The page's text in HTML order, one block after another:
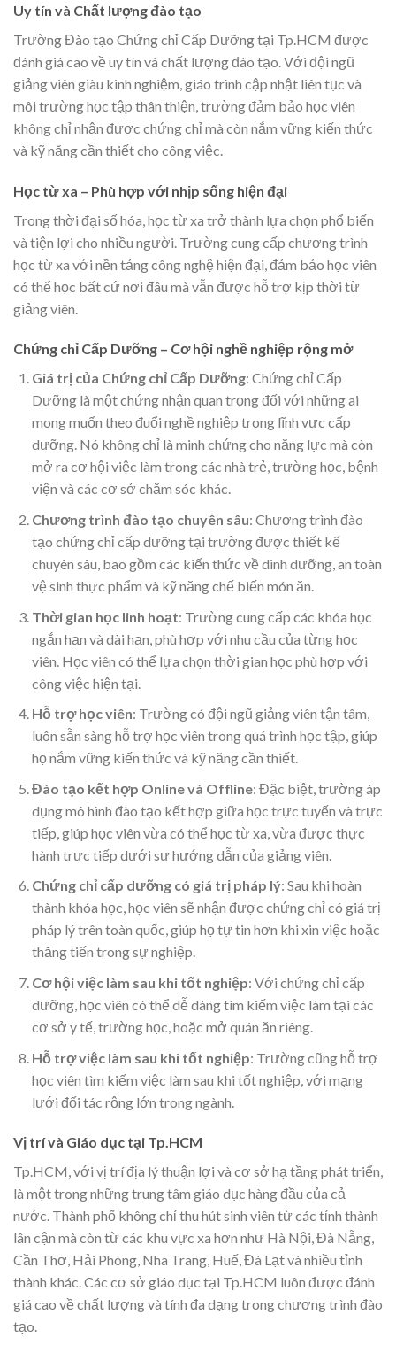
Uy tín và Chất lượng đào tạo
Trường Đào tạo Chứng chỉ Cấp Dưỡng tại Tp.HCM được
đánh giá cao về uy tín và chất lượng đào tạo. Với đội ngũ
giảng viên giàu kinh nghiệm, giáo trình cập nhật liên tục và
môi trường học tập thân thiện, trường đảm bảo học viên
không chỉ nhận được chứng chỉ mà còn nắm vững kiến thức
và kỹ năng cần thiết cho công việc.
Học từ xa – Phù hợp với nhịp sống hiện đại
Trong thời đại số hóa, học từ xa trở thành lựa chọn phổ biến
và tiện lợi cho nhiều người. Trường cung cấp chương trình
học từ xa với nền tảng công nghệ hiện đại, đảm bảo học viên
có thể học bất cứ nơi đâu mà vẫn được hỗ trợ kịp thời từ
giảng viên.
Chứng chỉ Cấp Dưỡng – Cơ hội nghề nghiệp rộng mở
Giá trị của Chứng chỉ Cấp Dưỡng: Chứng chỉ Cấp
Dưỡng là một chứng nhận quan trọng đối với những ai
mong muốn theo đuổi nghề nghiệp trong lĩnh vực cấp
dưỡng. Nó không chỉ là minh chứng cho năng lực mà còn
mở ra cơ hội việc làm trong các nhà trẻ, trường học, bệnh
viện và các cơ sở chăm sóc khác.
Chương trình đào tạo chuyên sâu: Chương trình đào
tạo chứng chỉ cấp dưỡng tại trường được thiết kế
chuyên sâu, bao gồm các kiến thức về dinh dưỡng, an toàn
vệ sinh thực phẩm và kỹ năng chế biến món ăn.
Thời gian học linh hoạt: Trường cung cấp các khóa học
ngắn hạn và dài hạn, phù hợp với nhu cầu của từng học
viên. Học viên có thể lựa chọn thời gian học phù hợp với
công việc hiện tại.
Hỗ trợ học viên: Trường có đội ngũ giảng viên tận tâm,
luôn sẵn sàng hỗ trợ học viên trong quá trình học tập, giúp
họ nắm vững kiến thức và kỹ năng cần thiết.
Đào tạo kết hợp Online và Offline: Đặc biệt, trường áp
dụng mô hình đào tạo kết hợp giữa học trực tuyến và trực
tiếp, giúp học viên vừa có thể học từ xa, vừa được thực
hành trực tiếp dưới sự hướng dẫn của giảng viên.
Chứng chỉ cấp dưỡng có giá trị pháp lý: Sau khi hoàn
thành khóa học, học viên sẽ nhận được chứng chỉ có giá trị
pháp lý trên toàn quốc, giúp họ tự tin hơn khi xin việc hoặc
thăng tiến trong sự nghiệp.
Cơ hội việc làm sau khi tốt nghiệp: Với chứng chỉ cấp
dưỡng, học viên có thể dễ dàng tìm kiếm việc làm tại các
cơ sở y tế, trường học, hoặc mở quán ăn riêng.
Hỗ trợ việc làm sau khi tốt nghiệp: Trường cũng hỗ trợ
học viên tìm kiếm việc làm sau khi tốt nghiệp, với mạng
lưới đối tác rộng lớn trong ngành.
Vị trí và Giáo dục tại Tp.HCM
Tp.HCM, với vị trí địa lý thuận lợi và cơ sở hạ tầng phát triển,
là một trong những trung tâm giáo dục hàng đầu của cả
nước. Thành phố không chỉ thu hút sinh viên từ các tỉnh thành
lân cận mà còn từ các khu vực xa hơn như Hà Nội, Đà Nẵng,
Cần Thơ, Hải Phòng, Nha Trang, Huế, Đà Lạt và nhiều tỉnh
thành khác. Các cơ sở giáo dục tại Tp.HCM luôn được đánh
giá cao về chất lượng và tính đa dạng trong chương trình đào
tạo.